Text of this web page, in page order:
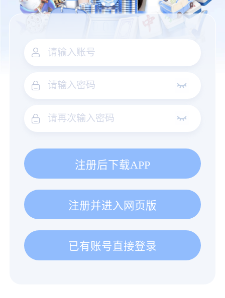
注册后下载APP
注册并进入网页版
已有账号直接登录